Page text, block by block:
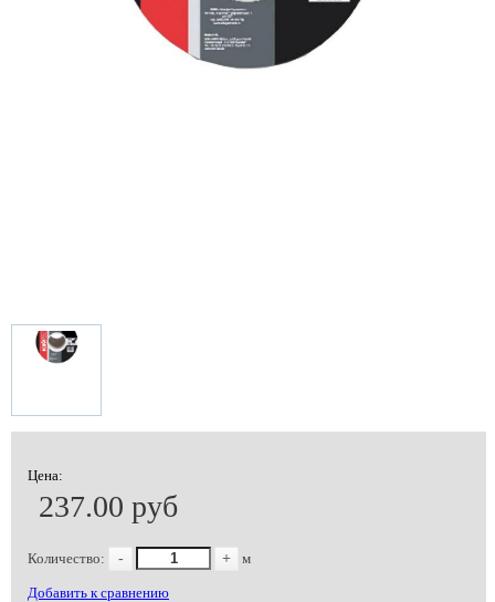
Цена:
237.00 руб
Количество: - + м
Добавить к сравнению